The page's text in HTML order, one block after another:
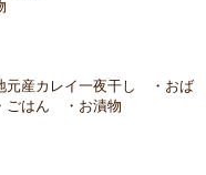
産カレイ一夜干し ・おば
はん ・お漬物